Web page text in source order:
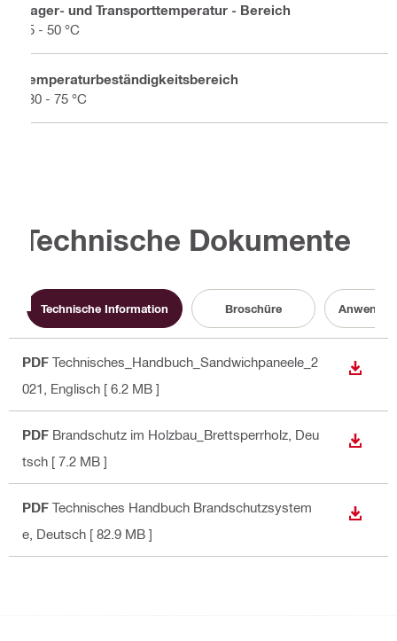
Lager- und Transporttemperatur - Bereich
-5 - 50 °C
Temperaturbeständigkeitsbereich
-30 - 75 °C
Technische Dokumente
Technische Information Broschüre
PDF Technisches_Handbuch_Sandwichpaneele_2
021
, Englisch [ 6.2 MB ]
PDF Brandschutz im Holzbau_Brettsperrholz , Deu
tsch [ 7.2 MB ]
PDF Technisches Handbuch Brandschutzsystem
e , Deutsch [ 82.9 MB ]